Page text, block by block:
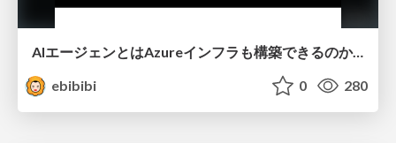
AIエージェンとはAzureインフラも構築できるのか？
ebibibi
0 280